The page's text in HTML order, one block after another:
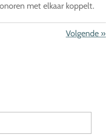
met elkaar koppelt.
Volgende »